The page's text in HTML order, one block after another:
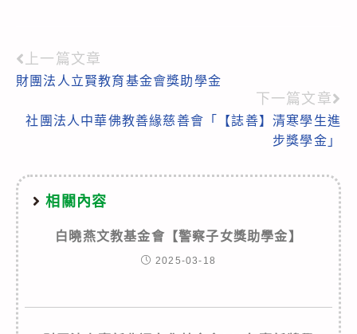
Read
more
articles
上一篇文章
財團法人立賢教育基金會獎助學金
下一篇文章
社團法人中華佛教善緣慈善會「【誌善】清寒學生進
步獎學金」
相關內容
白曉燕文教基金會【警察子女獎助學金】
2025-03-18